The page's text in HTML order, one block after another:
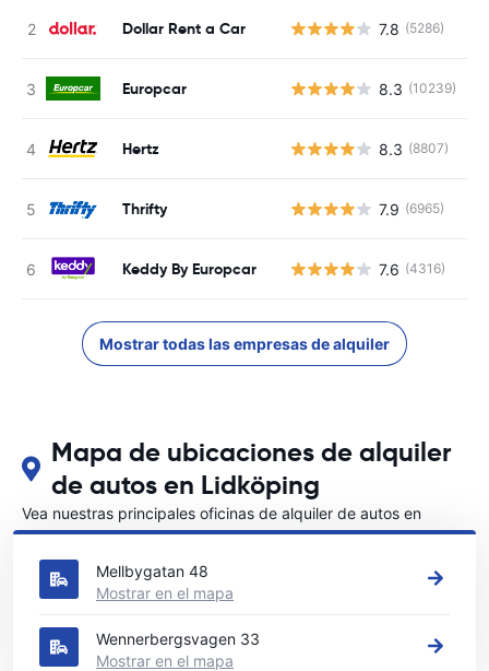
Dollar Rent a Car 7.8 (5286)
Europcar 8.3 (10239)
Hertz 8.3 (8807)
Thrifty 7.9 (6965)
Keddy By Europcar 7.6 (4316)
Mostrar todas las empresas de alquiler
Mapa de ubicaciones de alquiler
de autos en Lidköping
Vea nuestras principales oficinas de alquiler de autos en
Lidköping
Mellbygatan 48
Mostrar en el mapa
Wennerbergsvagen 33
Mostrar en el mapa